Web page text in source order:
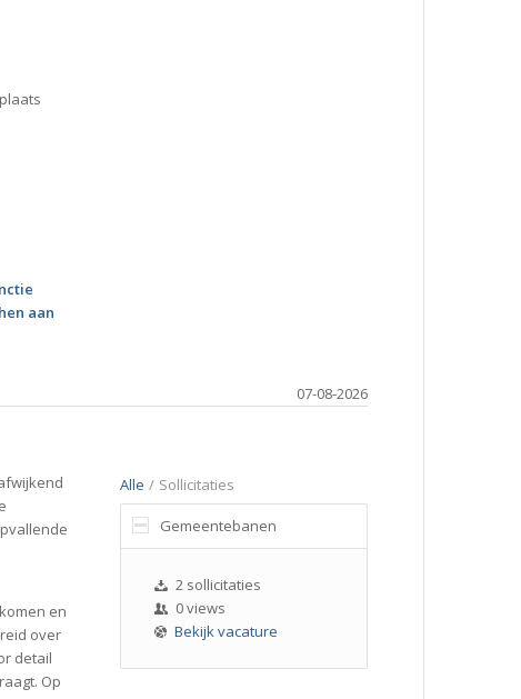
aan
07-08-2026
en
over
detail
Op
Alle / Sollicitaties
Gemeentebanen
2 sollicitaties
0 views
Bekijk vacature